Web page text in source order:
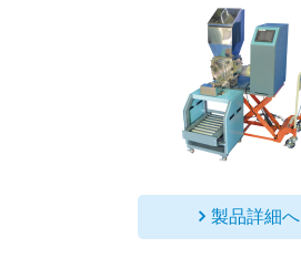
製品詳細へ